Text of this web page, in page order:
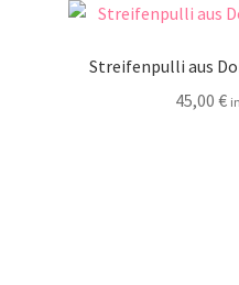
Streifenpulli aus
45,00 €